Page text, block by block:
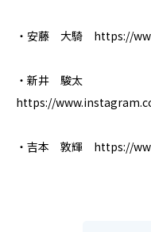
・安藤 大騎 https://
・新井 駿太
https://
・吉本 敦輝 https://